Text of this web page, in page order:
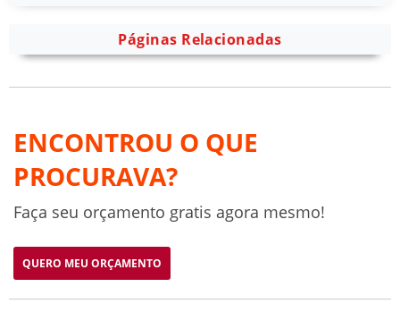
Páginas Relacionadas
ENCONTROU O QUE
PROCURAVA?
Faça seu orçamento gratis agora mesmo!
QUERO MEU ORÇAMENTO